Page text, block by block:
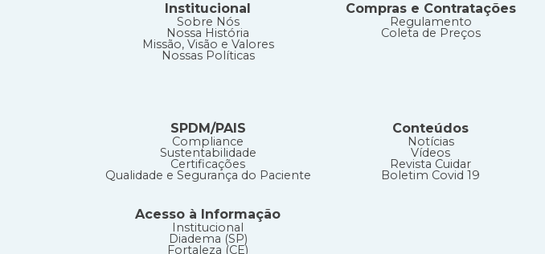
Institucional
Sobre Nós
Nossa História
Missão, Visão e Valores
Nossas Políticas
Compras e Contratações
Regulamento
Coleta de Preços
SPDM/PAIS
Compliance
Sustentabilidade
Certificações
Qualidade e Segurança do Paciente
Conteúdos
Notícias
Vídeos
Revista Cuidar
Boletim Covid 19
Acesso à Informação
Institucional
Diadema (SP)
Fortaleza (CE)